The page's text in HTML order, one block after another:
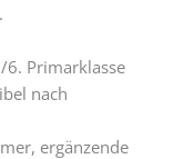
Primarklasse
nach
ergänzende